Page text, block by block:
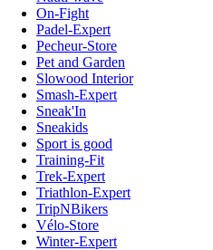
On-Fight
Padel-Expert
Pecheur-Store
Pet and Garden
Slowood Interior
Smash-Expert
Sneak'In
Sneakids
Sport is good
Training-Fit
Trek-Expert
Triathlon-Expert
TripNBikers
Vélo-Store
Winter-Expert